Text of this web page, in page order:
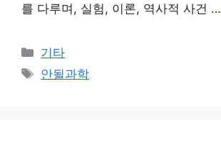
를 다루며, 실험, 이론, 역사적 사건 …
Categories
기타
Tags
안될과학